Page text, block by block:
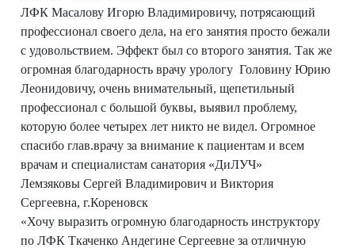
ЛФК Масалову Игорю Владимировичу, потрясающий
профессионал своего дела, на его занятия просто бежали
с удовольствием. Эффект был со второго занятия. Так же
огромная благодарность врачу урологу Головину Юрию
Леонидовичу, очень внимательный, щепетильный
профессионал с большой буквы, выявил проблему,
которую более четырех лет никто не видел. Огромное
спасибо глав.врачу за внимание к пациентам и всем
врачам и специалистам санатория «ДиЛУЧ»
Лемзяковы Сергей Владимирович и Виктория
Сергеевна, г.Кореновск
«Хочу выразить огромную благодарность инструктору
по ЛФК Ткаченко Андегине Сергеевне за отличную